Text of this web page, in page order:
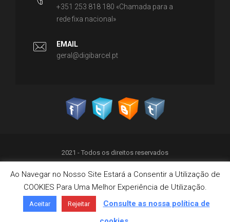
+351 253 818 180 «Chamada para a
rede fixa nacional»
EMAIL
geral@digibarcel.pt
2021 - Todos os direitos reservados
Política de Privacidade
Termos & Condições
Política de Cookies
Livro de Reclamações on-line
Ao Navegar no Nosso Site Estará a Consentir a Utilização de
COOKIES Para Uma Melhor Experiência de Utilização.
Aceitar Rejeitar
Consulte as nossa política de